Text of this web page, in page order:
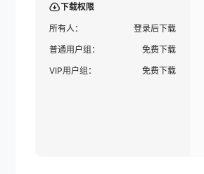
下载权限
所有人：
登录后下载
普通用户组：
免费下载
VIP用户组：
免费下载